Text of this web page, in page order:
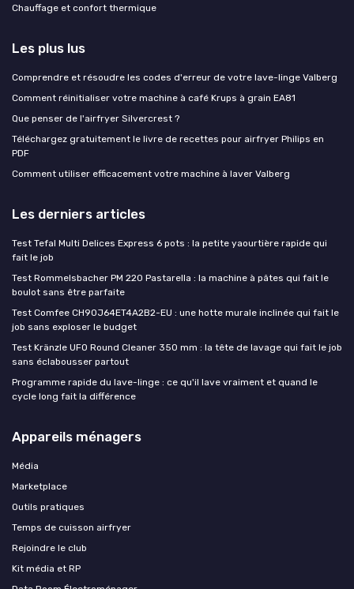
Chauffage et confort thermique
Les plus lus
Comprendre et résoudre les codes d'erreur de votre lave-linge Valberg
Comment réinitialiser votre machine à café Krups à grain EA81
Que penser de l'airfryer Silvercrest ?
Téléchargez gratuitement le livre de recettes pour airfryer Philips en
PDF
Comment utiliser efficacement votre machine à laver Valberg
Les derniers articles
Test Tefal Multi Delices Express 6 pots : la petite yaourtière rapide qui
fait le job
Test Rommelsbacher PM 220 Pastarella : la machine à pâtes qui fait le
boulot sans être parfaite
Test Comfee CH90J64ET4A2B2-EU : une hotte murale inclinée qui fait le
job sans exploser le budget
Test Kränzle UFO Round Cleaner 350 mm : la tête de lavage qui fait le job
sans éclabousser partout
Programme rapide du lave-linge : ce qu'il lave vraiment et quand le
cycle long fait la différence
Appareils ménagers
Média
Marketplace
Outils pratiques
Temps de cuisson airfryer
Rejoindre le club
Kit média et RP